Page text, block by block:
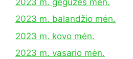
2023 m. balandžio mėn.
2023 m. kovo mėn.
2023 m. vasario mėn.